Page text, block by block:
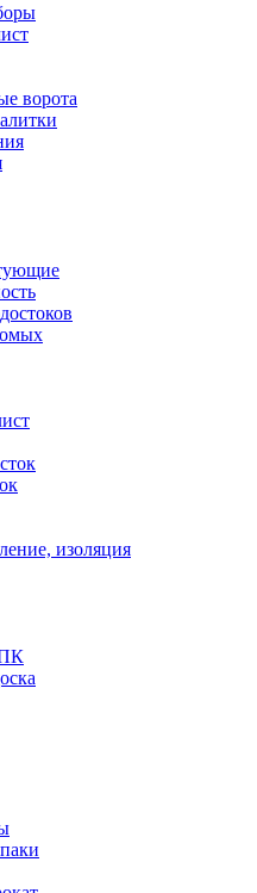
ворота
изоляция